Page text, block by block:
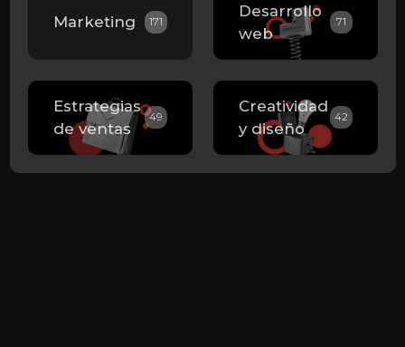
Marketing 171
Desarrollo
web
71
Estrategias
de ventas
49
Creatividad
y diseño
42